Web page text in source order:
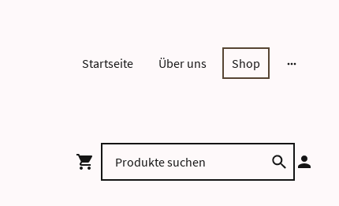
Startseite Über uns Shop